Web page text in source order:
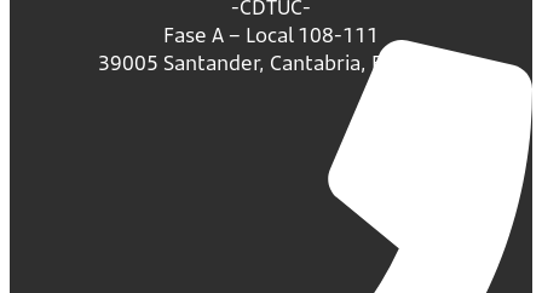
-CDTUC-
Fase A – Local 108-111
39005 Santander, Cantabria, España.